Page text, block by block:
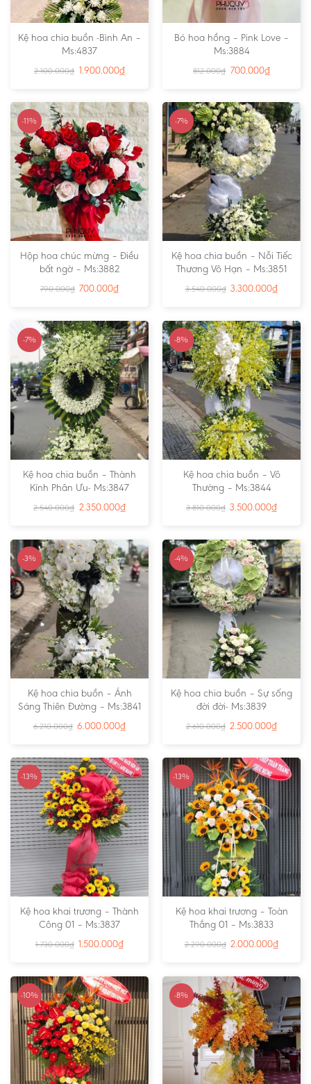
Kệ hoa chia buồn -Bình An –
Ms:4837
2.100.000₫ 1.900.000₫
Bó hoa hồng – Pink Love –
Ms:3884
812.000₫ 700.000₫
-11%
Hộp hoa chúc mừng – Điều
bất ngờ – Ms:3882
790.000₫ 700.000₫
-7%
Kệ hoa chia buồn – Nỗi Tiếc
Thương Vô Hạn – Ms:3851
3.540.000₫ 3.300.000₫
-7%
Kệ hoa chia buồn – Thành
Kính Phân Ưu- Ms:3847
2.540.000₫ 2.350.000₫
-8%
Kệ hoa chia buồn – Vô
Thường – Ms:3844
3.810.000₫ 3.500.000₫
-3%
Kệ hoa chia buồn – Ánh
Sáng Thiên Đường – Ms:3841
6.210.000₫ 6.000.000₫
-4%
Kệ hoa chia buồn – Sự sống
đời đời- Ms:3839
2.610.000₫ 2.500.000₫
-13%
Kệ hoa khai trương – Thành
Công 01 – Ms:3837
1.730.000₫ 1.500.000₫
-13%
Kệ hoa khai trương – Toàn
Thắng 01 – Ms:3833
2.290.000₫ 2.000.000₫
-10% -8%